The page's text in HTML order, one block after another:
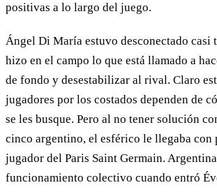
positivas a lo largo del juego.
Ángel Di María estuvo desconectado casi
hizo en el campo lo que está llamado a
de fondo y desestabilizar al rival. Claro
jugadores por los costados dependen de
se les busque. Pero al no tener solución
cinco argentino, el esférico le llegaba con
jugador del Paris Saint Germain.
funcionamiento colectivo cuando entró